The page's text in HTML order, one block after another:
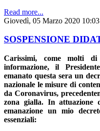
Read more...
Giovedì, 05 Marzo 2020 10:03
SOSPENSIONE
Carissimi, come molti
informazione, il
emanato questa sera un
nazionale le misure di
da Coronavirus,
zona gialla. In attuazione
emanazione un mio
essenziali: